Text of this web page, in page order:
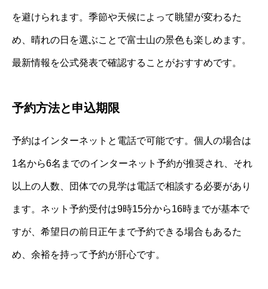
を避けられます。季節や天候によって眺望が変わるた
め、晴れの日を選ぶことで富士山の景色も楽しめます。
最新情報を公式発表で確認することがおすすめです。
予約方法と申込期限
予約はインターネットと電話で可能です。個人の場合は
1名から6名までのインターネット予約が推奨され、それ
以上の人数、団体での見学は電話で相談する必要があり
ます。ネット予約受付は9時15分から16時までが基本で
すが、希望日の前日正午まで予約できる場合もあるた
め、余裕を持って予約が肝心です。